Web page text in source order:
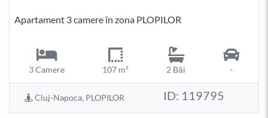
Apartament 3 camere în zona PLOPILOR
3 Camere 107 m² 2 Băi -
Cluj-Napoca, PLOPILOR ID: 119795